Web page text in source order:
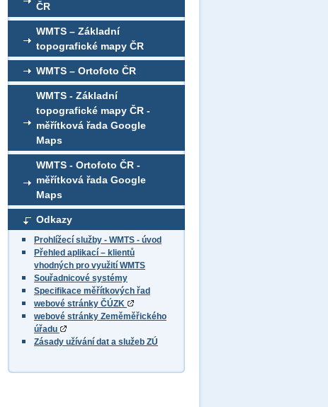
ČR
WMTS – Základní
topografické mapy ČR
WMTS – Ortofoto ČR
WMTS - Základní
topografické mapy ČR -
měřítková řada Google
Maps
WMTS - Ortofoto ČR -
měřítková řada Google
Maps
Odkazy
Prohlížecí služby - WMTS - úvod
Přehled aplikací – klientů
vhodných pro využití WMTS
Souřadnicové systémy
Specifikace měřítkových řad
webové stránky ČÚZK
webové stránky Zeměměřického
úřadu
Zásady užívání dat a služeb ZÚ